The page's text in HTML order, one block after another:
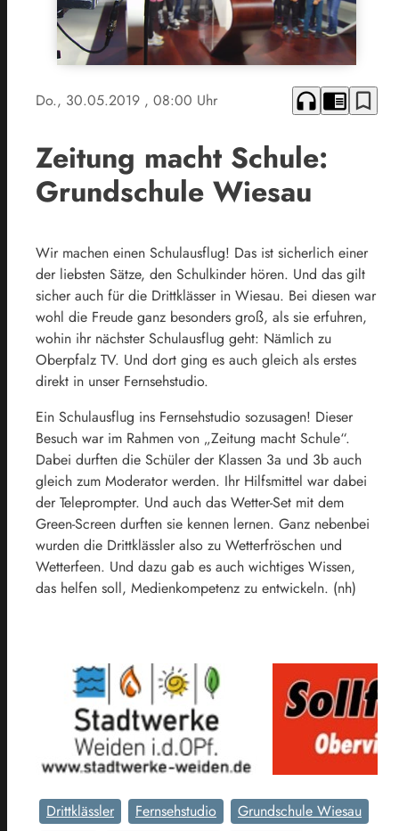
Do., 30.05.2019 , 08:00 Uhr headphones chrome_reader_mode bookmark_border
Zeitung macht Schule:
Grundschule Wiesau
Wir machen einen Schulausflug! Das ist sicherlich einer
der liebsten Sätze, den Schulkinder hören. Und das gilt
sicher auch für die Drittklässer in Wiesau. Bei diesen war
wohl die Freude ganz besonders groß, als sie erfuhren,
wohin ihr nächster Schulausflug geht: Nämlich zu
Oberpfalz TV. Und dort ging es auch gleich als erstes
direkt in unser Fernsehstudio.
Ein Schulausflug ins Fernsehstudio sozusagen! Dieser
Besuch war im Rahmen von „Zeitung macht Schule“.
Dabei durften die Schüler der Klassen 3a und 3b auch
gleich zum Moderator werden. Ihr Hilfsmittel war dabei
der Teleprompter. Und auch das Wetter-Set mit dem
Green-Screen durften sie kennen lernen. Ganz nebenbei
wurden die Drittklässler also zu Wetterfröschen und
Wetterfeen. Und dazu gab es auch wichtiges Wissen,
das helfen soll, Medienkompetenz zu entwickeln. (nh)
Drittklässler Fernsehstudio
Grundschule Wiesau